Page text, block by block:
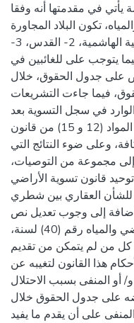
يأتي في مقدمتها أنه وفقا
تكون البلاد المجاورة
للضفة الغربية هي: 1- المملكة الأردنية الهاشمية، 2- القدس، 3-
المحتل عام 1948، فيما يتوجب على للغائبين في
على جدول الحقوق، خلال
فيما جاءت التشريعات
في سجل التسوية بعد
انتهاء مدد الاعتراض الواردة في المواد (12 و 15) من قانون
وعلى ضوء النتائج التي
مجموعة من التوصيات،
قانون تسوية الأراضي
للشأن العقاري بين شطري
إلى وجوب تعديل نص
للمادة (15/3) من قانون تسوية الأراضي والمياه رقم (40) لسنة،
كل من لم يتمكن من تقديم
هذا القانون لتغيبه عن
أو المنفى بسبب الاحتلال
على جدول الحقوق خلال
على أن يقدم ما يفيد